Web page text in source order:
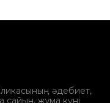
әдебиет,
сайын, жұма күні